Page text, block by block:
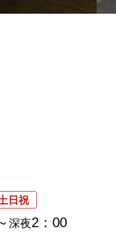
日祝
深夜2：00